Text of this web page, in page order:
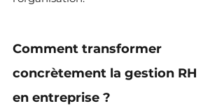
Comment transformer
concrètement la gestion RH
en entreprise ?